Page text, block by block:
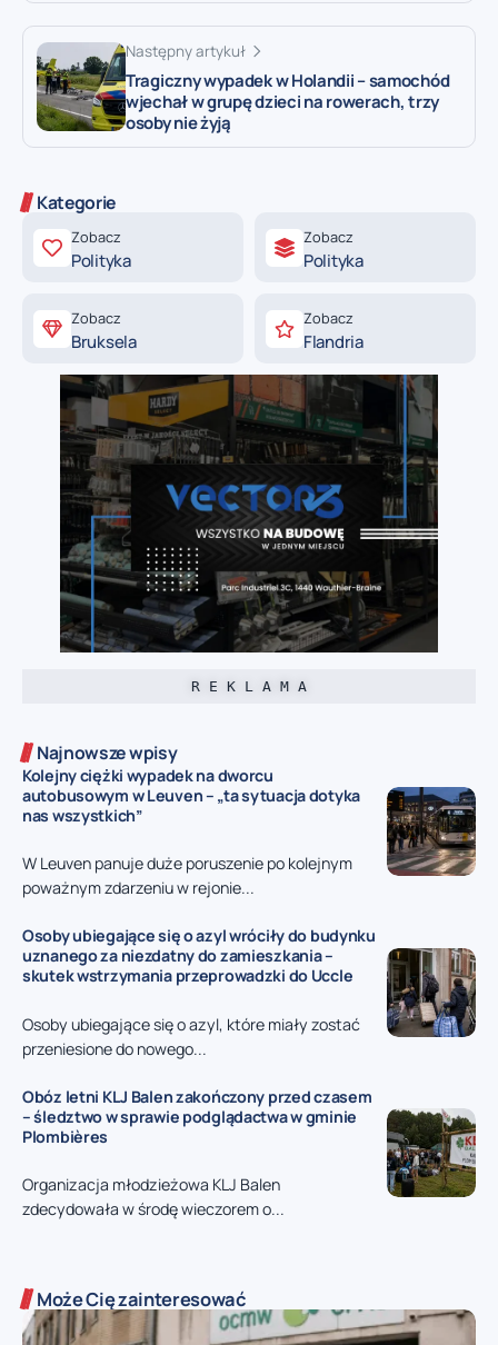
Następny artykuł
Tragiczny wypadek w Holandii – samochód
wjechał w grupę dzieci na rowerach, trzy
osoby nie żyją
Kategorie
Zobacz
Polityka
Zobacz
Polityka
Zobacz
Bruksela
Zobacz
Flandria
R E K L A M A
Najnowsze wpisy
Kolejny ciężki wypadek na dworcu
autobusowym w Leuven – „ta sytuacja dotyka
nas wszystkich”
W Leuven panuje duże poruszenie po kolejnym
poważnym zdarzeniu w rejonie...
Osoby ubiegające się o azyl wróciły do budynku
uznanego za niezdatny do zamieszkania –
skutek wstrzymania przeprowadzki do Uccle
Osoby ubiegające się o azyl, które miały zostać
przeniesione do nowego...
Obóz letni KLJ Balen zakończony przed czasem
– śledztwo w sprawie podglądactwa w gminie
Plombières
Organizacja młodzieżowa KLJ Balen
zdecydowała w środę wieczorem o...
Może Cię zainteresować